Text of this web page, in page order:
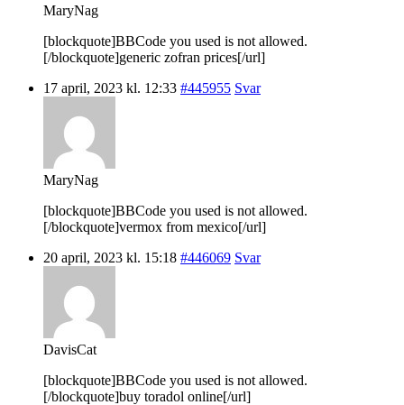
MaryNag
[blockquote]BBCode you used is not allowed.
[/blockquote]generic zofran prices[/url]
17 april, 2023 kl. 12:33 #445955 Svar
MaryNag
[blockquote]BBCode you used is not allowed.
[/blockquote]vermox from mexico[/url]
20 april, 2023 kl. 15:18 #446069 Svar
DavisCat
[blockquote]BBCode you used is not allowed.
[/blockquote]buy toradol online[/url]